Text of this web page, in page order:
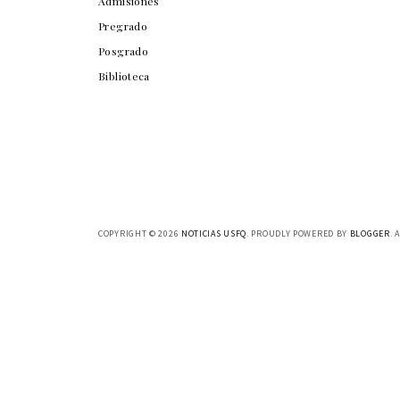
Pregrado
Posgrado
Biblioteca
COPYRIGHT ©2026 NOTICIAS USFQ . PROUDLY POWERED BY BLOGGER .